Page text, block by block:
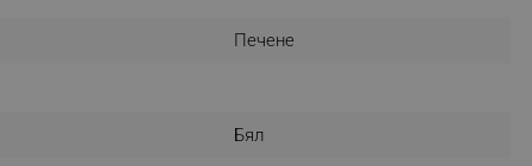
Печене
Бял
specific data for
banners clicked by the